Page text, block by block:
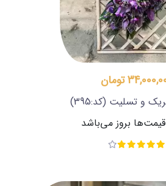
تومان
و تسلیت (کد:395)
بروز می‌باشد